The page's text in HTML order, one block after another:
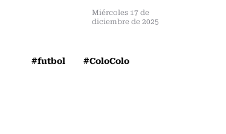
Miércoles 17 de
diciembre de 2025
#futbol #ColoColo